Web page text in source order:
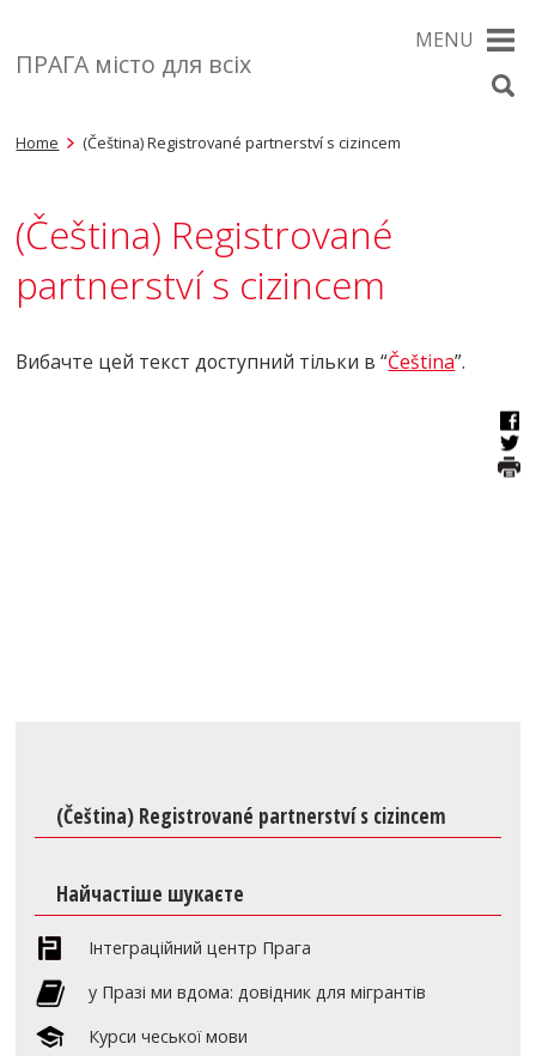
ПРАГА місто для всіх
MENU
Home (Čeština) Registrované partnerství s cizincem
(Čeština) Registrované
partnerství s cizincem
Вибачте цей текст доступний тільки в “Čeština”.
(Čeština) Registrované partnerství s cizincem
Найчастіше шукаєте
Інтеграційний центр Прага
y Празі ми вдома: довідник для мігрантів
Курси чеської мови